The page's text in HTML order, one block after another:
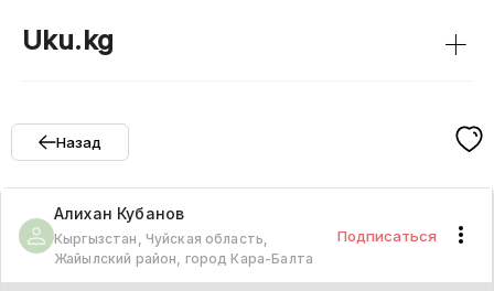
Uku.kg +
Назад
Алихан Кубанов
Кыргызстан, Чуйская область,
Жайылский район, город Кара-Балта
Подписаться